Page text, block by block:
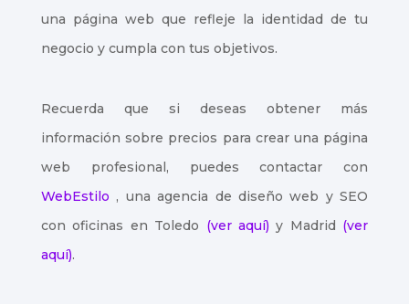
una página web que refleje la identidad de tu
negocio y cumpla con tus objetivos.
Recuerda que si deseas obtener más
información sobre precios para crear una página
web profesional, puedes contactar con
WebEstilo , una agencia de diseño web y SEO
con oficinas en Toledo (ver aquí) y Madrid (ver
aquí).